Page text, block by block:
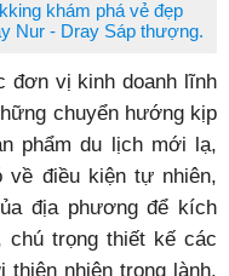
khám phá vẻ đẹp
Nur - Dray Sáp thượng.
đơn vị kinh doanh lĩnh
chuyển hướng kịp
phẩm du lịch mới lạ,
điều kiện tự nhiên,
địa phương để kích
chú trọng thiết kế các
nhiên trong lành,